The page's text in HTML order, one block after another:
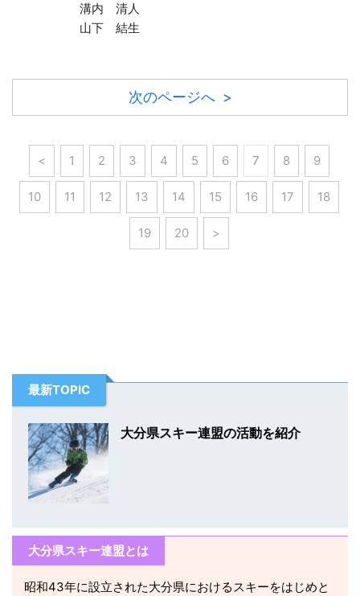
溝内 清人
山下 結生
次のページへ >
< 1 2 3 4 5 6 7 8 9
10 11 12 13 14 15 16 17 18
19 20 >
最新TOPIC
大分県スキー連盟の活動を紹介
大分県スキー連盟とは
昭和43年に設立された大分県におけるスキーをはじめと